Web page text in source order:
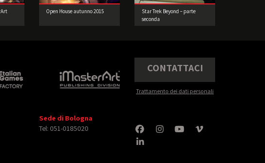
Open House autunno 2015
Star Trek Beyond – parte
seconda
CONTATTACI
Trattamento dei dati personali
Sede di Bologna
Tel: 051-0185020